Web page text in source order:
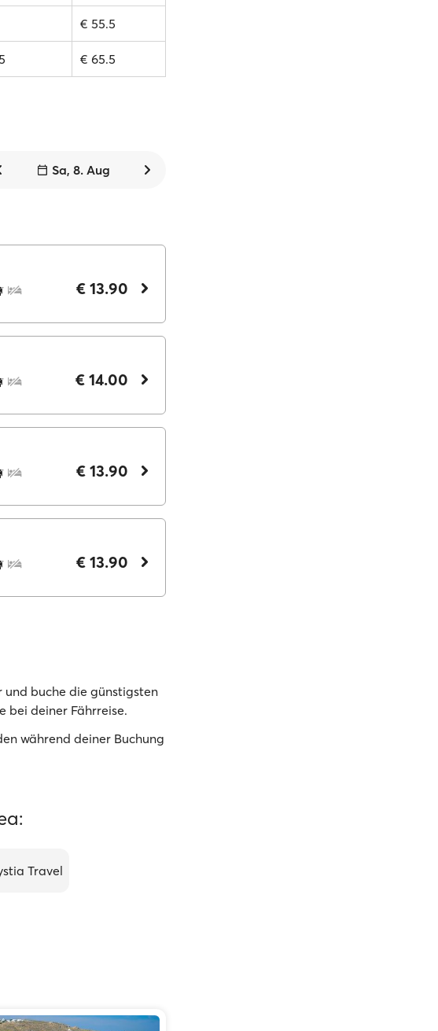
€ 55.5
€ 65.5
Sa, 8. Aug
€ 13.90
€ 14.00
€ 13.90
€ 13.90
und buche die günstigsten
bei deiner Fährreise.
während deiner Buchung
Travel